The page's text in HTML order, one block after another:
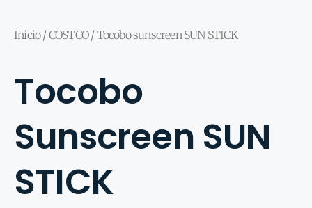
Inicio/COSTCO/ Tocobo sunscreen SUN STICK
Tocobo
Sunscreen SUN
STICK